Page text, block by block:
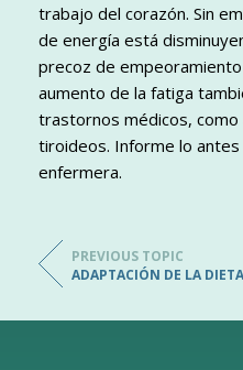
trabajo del corazón. Sin
de energía está
precoz de
aumento de la fatiga
trastornos médicos, como
tiroideos. Informe lo
enfermera.
PREVIOUS TOPIC
ADAPTACIÓN DE LA DIETA